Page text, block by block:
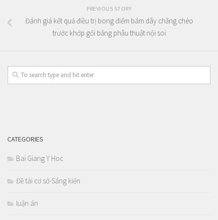
PREVIOUS STORY
Đánh giá kết quả điều trị bong điểm bám dây chằng chéo
trước khớp gối bằng phẫu thuật nội soi
CATEGORIES
Bai Giang Y Hoc
Đề tài cơ sở-Sáng kiến
luận án